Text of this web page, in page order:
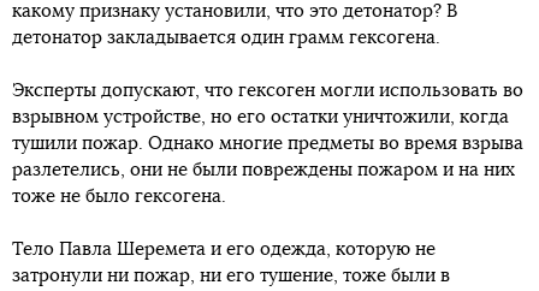
какому признаку установили, что это детонатор? В
детонатор закладывается один грамм гексогена.
Эксперты допускают, что гексоген могли использовать во
взрывном устройстве, но его остатки уничтожили, когда
тушили пожар. Однако многие предметы во время взрыва
разлетелись, они не были повреждены пожаром и на них
тоже не было гексогена.
Тело Павла Шеремета и его одежда, которую не
затронули ни пожар, ни его тушение, тоже были в